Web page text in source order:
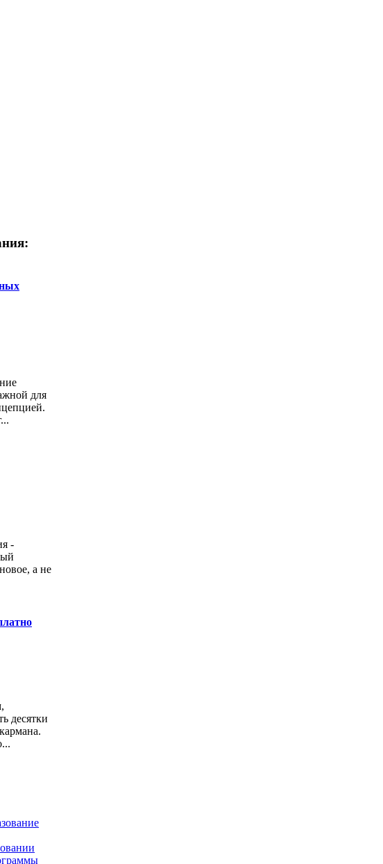
для
-
а не
десятки